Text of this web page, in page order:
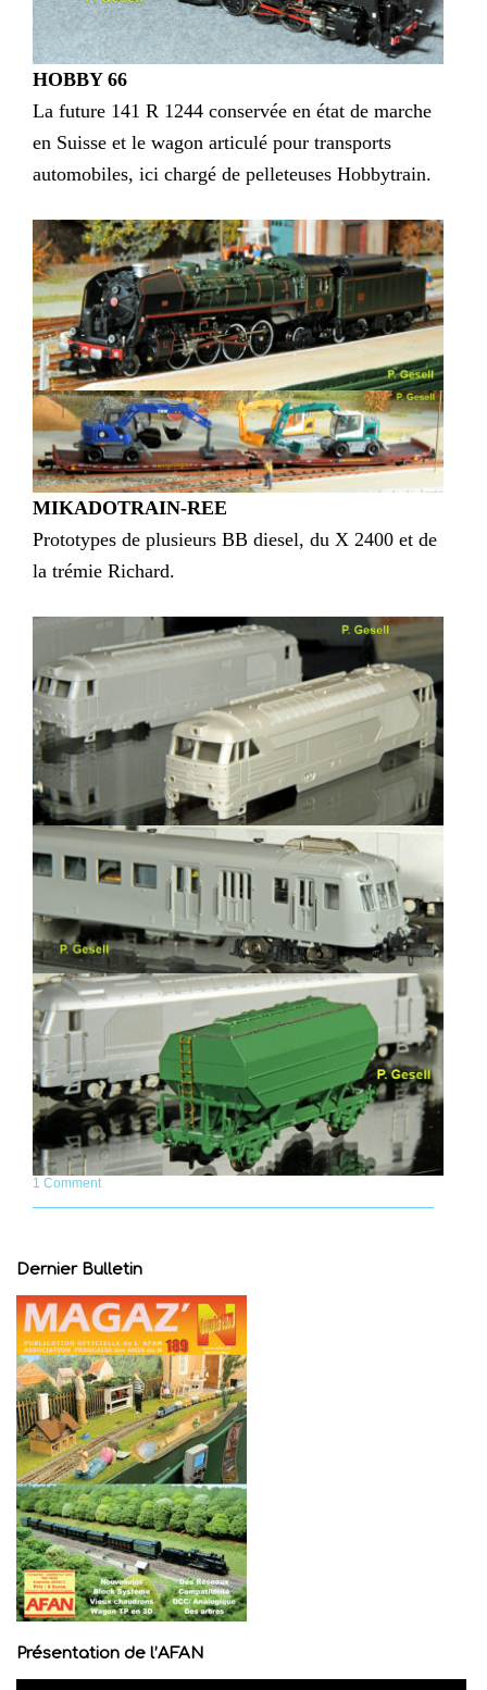
HOBBY 66
La future 141 R 1244 conservée en état de marche
en Suisse et le wagon articulé pour transports
automobiles, ici chargé de pelleteuses Hobbytrain.
MIKADOTRAIN-REE
Prototypes de plusieurs BB diesel, du X 2400 et de
la trémie Richard.
1 Comment
Dernier Bulletin
Présentation de l’AFAN